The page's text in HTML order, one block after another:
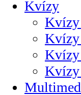
Kvízy
Kvízy
Kvízy
Kvízy
Kvízy